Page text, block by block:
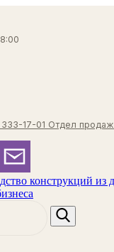
17-01 Отдел продаж